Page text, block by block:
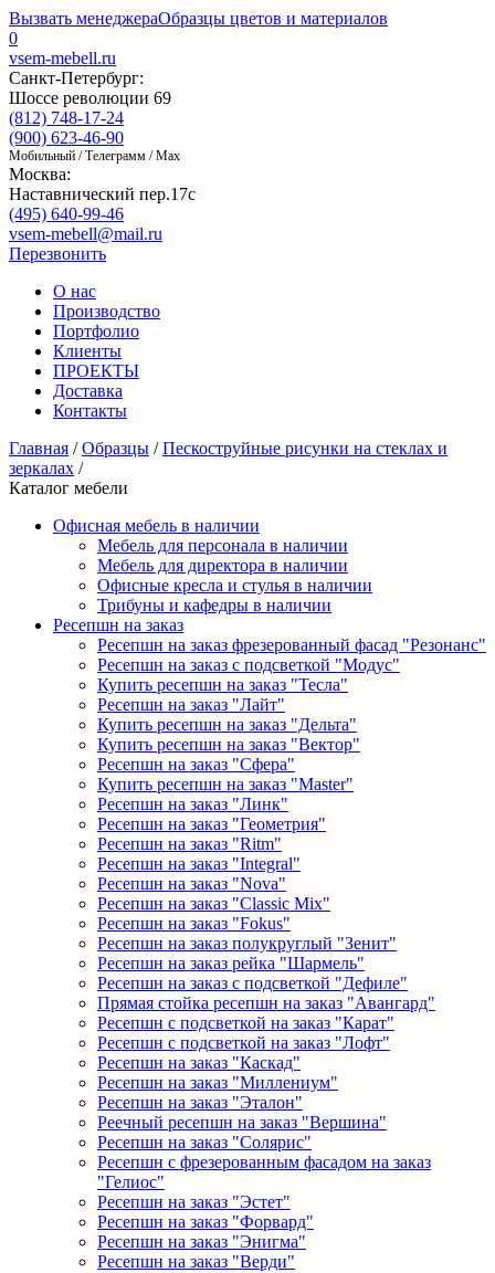
Вызвать менеджераОбразцы цветов и материалов
0
vsem-mebell.ru
Санкт-Петербург:
Шоссе революции 69
(812) 748-17-24
(900) 623-46-90
Мобильный / Телеграмм / Max
Москва:
Наставнический пер.17с
(495) 640-99-46
vsem-mebell@mail.ru
Перезвонить
О нас
Производство
Портфолио
Клиенты
ПРОЕКТЫ
Доставка
Контакты
Главная /Образцы /Пескоструйные рисунки на стеклах и
зеркалах /
Каталог мебели
Офисная мебель в наличии
Мебель для персонала в наличии
Мебель для директора в наличии
Офисные кресла и стулья в наличии
Трибуны и кафедры в наличии
Ресепшн на заказ
Ресепшн на заказ фрезерованный фасад "Резонанс"
Ресепшн на заказ с подсветкой "Модус"
Купить ресепшн на заказ "Тесла"
Ресепшн на заказ "Лайт"
Купить ресепшн на заказ "Дельта"
Купить ресепшн на заказ "Вектор"
Ресепшн на заказ "Сфера"
Купить ресепшн на заказ "Master"
Ресепшн на заказ "Линк"
Ресепшн на заказ "Геометрия"
Ресепшн на заказ "Ritm"
Ресепшн на заказ "Integral"
Ресепшн на заказ "Nova"
Ресепшн на заказ "Classic Mix"
Ресепшн на заказ "Fokus"
Ресепшн на заказ полукруглый "Зенит"
Ресепшн на заказ рейка "Шармель"
Ресепшн на заказ с подсветкой "Дефиле"
Прямая стойка ресепшн на заказ "Авангард"
Ресепшн с подсветкой на заказ "Карат"
Ресепшн с подсветкой на заказ "Лофт"
Ресепшн на заказ "Каскад"
Ресепшн на заказ "Миллениум"
Ресепшн на заказ "Эталон"
Реечный ресепшн на заказ "Вершина"
Ресепшн на заказ "Солярис"
Ресепшн с фрезерованным фасадом на заказ
"Гелиос"
Ресепшн на заказ "Эстет"
Ресепшн на заказ "Форвард"
Ресепшн на заказ "Энигма"
Ресепшн на заказ "Верди"